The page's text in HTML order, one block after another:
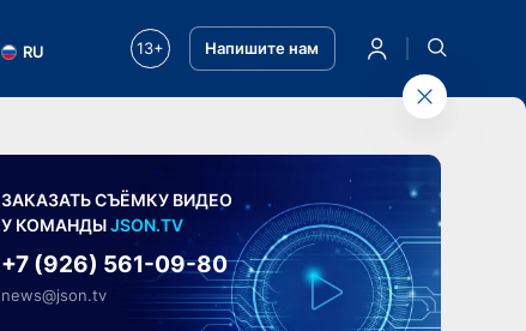
RU 13+ Напишите нам
ЗАКАЗАТЬ СЪЁМКУ ВИДЕО
У КОМАНДЫJSON.TV
+7 (926) 561-09-80
news@json.tv